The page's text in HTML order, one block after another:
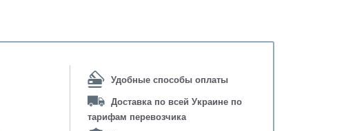
Удобные способы оплаты
Доставка по всей Украине по
тарифам перевозчика